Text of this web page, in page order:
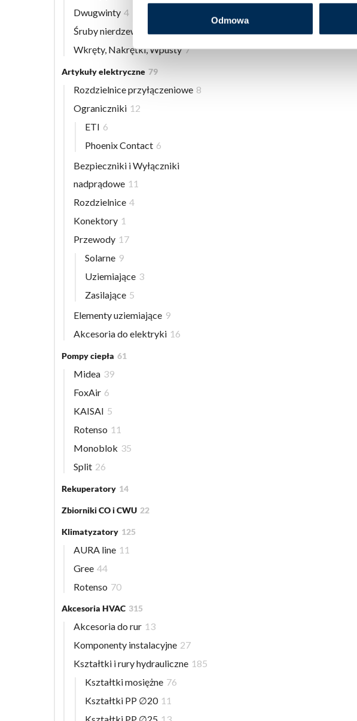
Odmowa
Dwugwinty 4
Śruby nierdzewne
Wkręty, Nakrętki, Wpusty 7
Artykuły elektryczne 79
Rozdzielnice przyłączeniowe 8
Ograniczniki 12
ETI 6
Phoenix Contact 6
Bezpieczniki i Wyłączniki
nadprądowe 11
Rozdzielnice 4
Konektory 1
Przewody 17
Solarne 9
Uziemiające 3
Zasilające 5
Elementy uziemiające 9
Akcesoria do elektryki 16
Pompy ciepła 61
Midea 39
FoxAir 6
KAISAI 5
Rotenso 11
Monoblok 35
Split 26
Rekuperatory 14
Zbiorniki CO i CWU 22
Klimatyzatory 125
AURA line 11
Gree 44
Rotenso 70
Akcesoria HVAC 315
Akcesoria do rur 13
Komponenty instalacyjne 27
Kształtki i rury hydrauliczne 185
Kształtki mosiężne 76
Kształtki PP ∅20 11